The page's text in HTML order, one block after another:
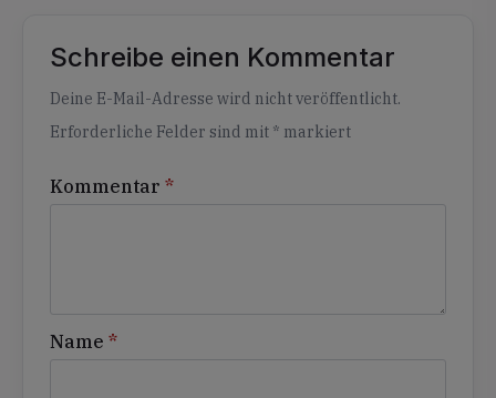
Schreibe einen Kommentar
Deine E-Mail-Adresse wird nicht veröffentlicht.
Erforderliche Felder sind mit * markiert
Kommentar *
Name *
Alternative: